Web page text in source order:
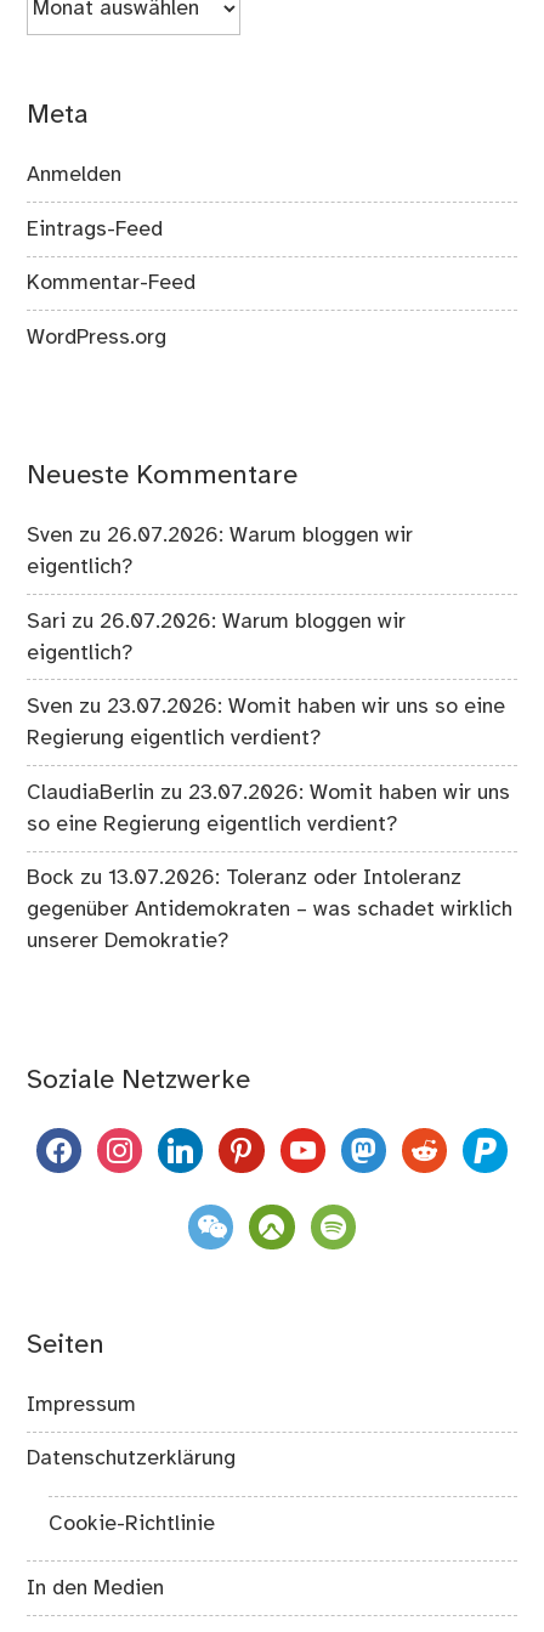
Meta
Anmelden
Eintrags-Feed
Kommentar-Feed
WordPress.org
Neueste Kommentare
Sven zu 26.07.2026: Warum bloggen wir
eigentlich?
Sari zu 26.07.2026: Warum bloggen wir
eigentlich?
Sven zu 23.07.2026: Womit haben wir uns so eine
Regierung eigentlich verdient?
ClaudiaBerlin zu 23.07.2026: Womit haben wir uns
so eine Regierung eigentlich verdient?
Bock zu13.07.2026: Toleranz oder Intoleranz
gegenüber Antidemokraten – was schadet wirklich
unserer Demokratie?
Soziale Netzwerke
facebookinstagramlinkedinpinterestyoutubemastodon
reddit paypal
weixin komootspotify
Seiten
Impressum
Datenschutzerklärung
Cookie-Richtlinie
In den Medien